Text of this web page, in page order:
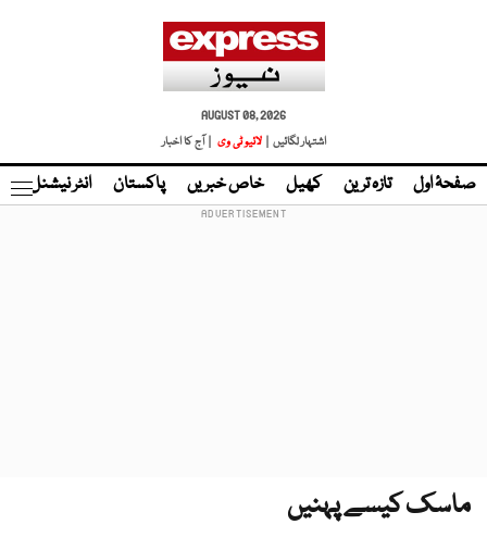
AUGUST 08, 2026
اشتہار لگائیں |
لائیو ٹی وی | آج کا اخبار
صفحۂ اول تازہ ترین کھیل خاص خبریں پاکستان انٹر نیشنل
ماسک کیسے پہنیں